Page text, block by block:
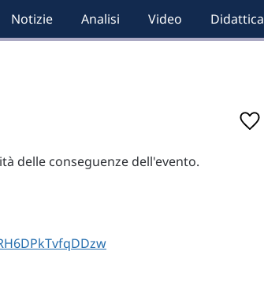
Notizie Analisi Video Didattica
delle conseguenze dell'evento.